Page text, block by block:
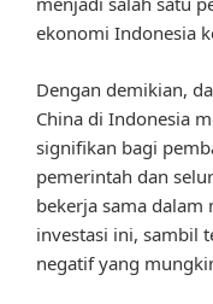
ekonomi Indonesia
Dengan demikian,
China di Indonesia
signifikan bagi
pemerintah dan
bekerja sama
investasi ini, sambil
negatif yang